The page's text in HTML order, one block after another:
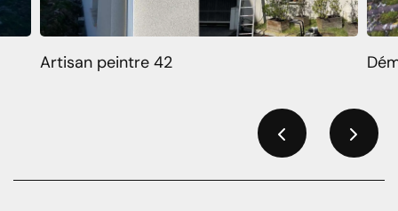
Artisan peintre 42